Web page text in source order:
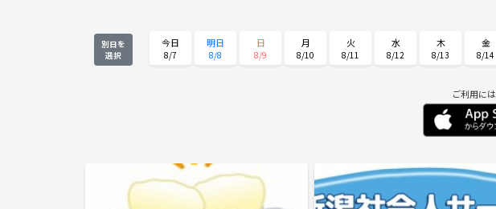
別日を
選択
今日
8/7
明日
8/8
日
8/9
月
8/10
火
8/11
水
8/12
木
8/13
金
8/14
9/1
ご利用に